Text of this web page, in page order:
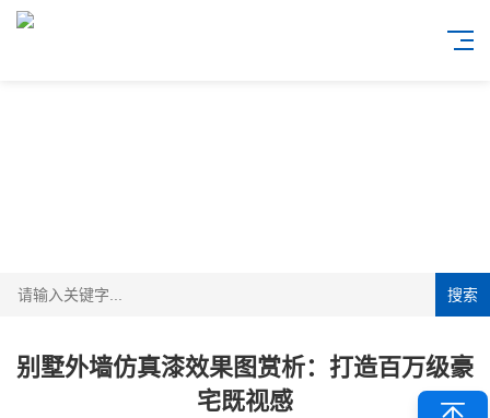
搜索
别墅外墙仿真漆效果图赏析：打造百万级豪
宅既视感